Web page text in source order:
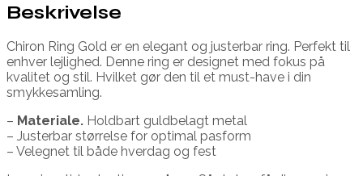
Beskrivelse
Chiron Ring Gold er en elegant og justerbar ring. Perfekt til
enhver lejlighed. Denne ring er designet med fokus på
kvalitet og stil. Hvilket gør den til et must-have i din
smykkesamling.
– Materiale. Holdbart guldbelagt metal
– Justerbar størrelse for optimal pasform
– Velegnet til både hverdag og fest